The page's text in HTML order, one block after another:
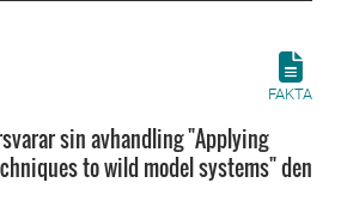
FAKTA
sin avhandling "Applying
to wild model systems" den